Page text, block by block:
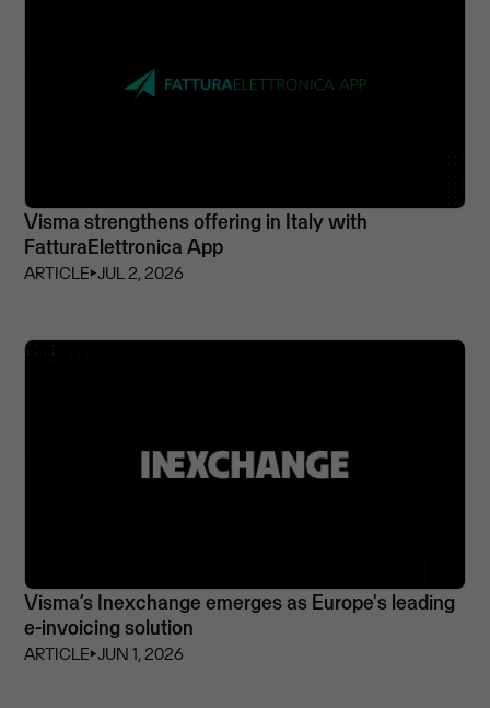
Visma strengthens offering in Italy with
FatturaElettronica App
ARTICLE⏵JUL 2, 2026
Visma’s Inexchange emerges as Europe's leading
e-invoicing solution
ARTICLE⏵JUN 1, 2026